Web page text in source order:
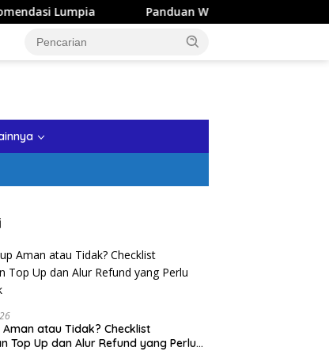
Panduan Wisata Keluarga ke Kota Batu: Itinerary
Aman atau Tidak? Checklist
Top Up dan Alur Refund yang Perlu